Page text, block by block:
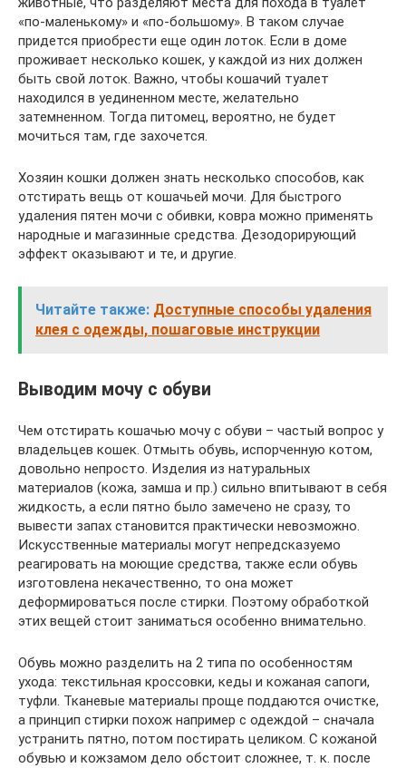
«по-маленькому» и «по-большому». В таком случае
придется приобрести еще один лоток. Если в доме
проживает несколько кошек, у каждой из них должен
быть свой лоток. Важно, чтобы кошачий туалет
находился в уединенном месте, желательно
затемненном. Тогда питомец, вероятно, не будет
мочиться там, где захочется.
Хозяин кошки должен знать несколько способов, как
отстирать вещь от кошачьей мочи. Для быстрого
удаления пятен мочи с обивки, ковра можно применять
народные и магазинные средства. Дезодорирующий
эффект оказывают и те, и другие.
Читайте также: Доступные способы удаления
клея с одежды, пошаговые инструкции
Выводим мочу с обуви
Чем отстирать кошачью мочу с обуви – частый вопрос у
владельцев кошек. Отмыть обувь, испорченную котом,
довольно непросто. Изделия из натуральных
материалов (кожа, замша и пр.) сильно впитывают в себя
жидкость, а если пятно было замечено не сразу, то
вывести запах становится практически невозможно.
Искусственные материалы могут непредсказуемо
реагировать на моющие средства, также если обувь
изготовлена некачественно, то она может
деформироваться после стирки. Поэтому обработкой
этих вещей стоит заниматься особенно внимательно.
Обувь можно разделить на 2 типа по особенностям
ухода: текстильная кроссовки, кеды и кожаная сапоги,
туфли. Тканевые материалы проще поддаются очистке,
а принцип стирки похож например с одеждой – сначала
устранить пятно, потом постирать целиком. С кожаной
обувью и кожзамом дело обстоит сложнее, т. к. после